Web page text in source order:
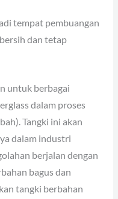
tempat pembuangan
dan tetap
untuk berbagai
dalam proses
Tangki ini akan
dalam industri
berjalan dengan
bagus dan
tangki berbahan